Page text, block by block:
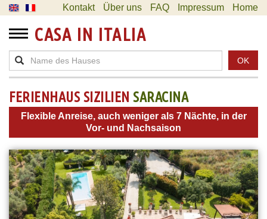
Kontakt Über uns FAQ Impressum Home
CASA IN ITALIA
OK
FERIENHAUS SIZILIEN SARACINA
Flexible Anreise, auch weniger als 7 Nächte, in der
Vor- und Nachsaison